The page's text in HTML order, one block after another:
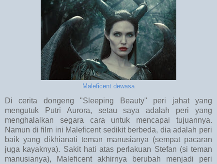
Maleficent dewasa
Di cerita dongeng "Sleeping Beauty" peri jahat yang
mengutuk Putri Aurora, setau saya adalah peri yang
menghalalkan segara cara untuk mencapai tujuannya.
Namun di film ini Maleficent sedikit berbeda, dia adalah peri
baik yang dikhianati teman manusianya (sempat pacaran
juga kayaknya). Sakit hati atas perlakuan Stefan (si teman
manusianya), Maleficent akhirnya berubah menjadi peri